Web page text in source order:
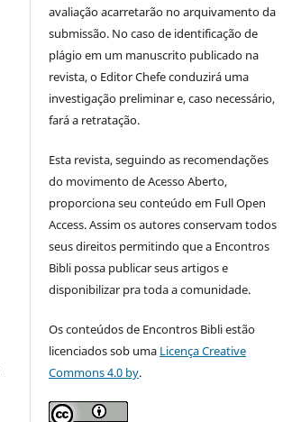
avaliação acarretarão no arquivamento da
submissão. No caso de identificação de
plágio em um manuscrito publicado na
revista, o Editor Chefe conduzirá uma
investigação preliminar e, caso necessário,
fará a retratação.
Esta revista, seguindo as recomendações
do movimento de Acesso Aberto,
proporciona seu conteúdo em Full Open
Access. Assim os autores conservam todos
seus direitos permitindo que a Encontros
Bibli possa publicar seus artigos e
disponibilizar pra toda a comunidade.
Os conteúdos de Encontros Bibli estão
licenciados sob uma Licença Creative
Commons 4.0 by.